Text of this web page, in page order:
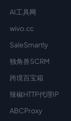
AI工具网
wivo.cc
SaleSmartly
独角兽SCRM
跨境百宝箱
辣椒HTTP代理IP
ABCProxy